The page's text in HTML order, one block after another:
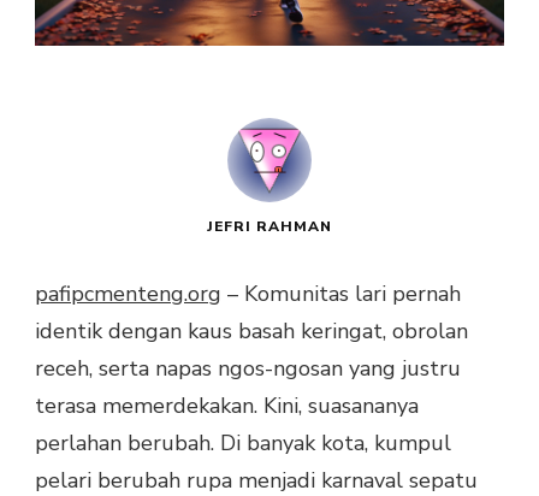
JEFRI RAHMAN
pafipcmenteng.org – Komunitas lari pernah
identik dengan kaus basah keringat, obrolan
receh, serta napas ngos-ngosan yang justru
terasa memerdekakan. Kini, suasananya
perlahan berubah. Di banyak kota, kumpul
pelari berubah rupa menjadi karnaval sepatu